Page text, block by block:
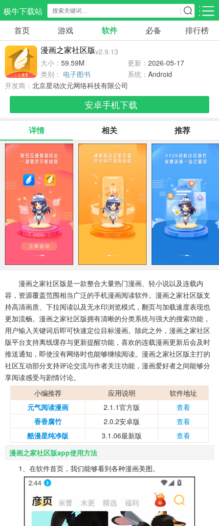
极牛下载站
应用分类 游戏分类
生活服务
297款应用
教育学习
178款应用
84款应用
游戏辅助
476款应用
214款应用
社交聊天
183款应用
电子图书
438款应用
移动办公
184款应用
新闻阅读
43款应用
金融理财
54款应用
媒体影音
601款应用
系统工具
644款应用
健康医疗
53款应用
ai工具
334款应用
娱乐资讯
首页 游戏 软件 必备 排行榜
漫画之家社区版v2.9.13
大小： 59.59M 更新： 2026-05-17
类别： 电子图书 系统： Android
开发商： 北京星动次元网络科技有限公司
安卓手机下载
详情 相关 推荐
漫画之家社区版是一款整合大量热门漫画、轻小说以及连载内
容，资源覆盖范围相当广泛的手机漫画阅读软件。漫画之家社区版支
持高清画质、下拉阅读以及无水印浏览模式，翻页与加载速度表现也
更加流畅。漫画之家社区版拥有清晰的分类系统与强大的搜索功能，
用户输入关键词后即可快速定位目标漫画。除此之外，漫画之家社区
版平台支持离线缓存与更新提醒功能，喜欢的连载漫画更新后会及时
推送通知，即使没有网络时也能够继续阅读。漫画之家社区版主打的
社区互动部分支持评论交流与作者关注功能，漫画爱好者之间能够分
享阅读感受与剧情讨论。
小编推荐
应用说明
软件地址
元气阅读漫画
2.1.1官方版
查看
香香腐竹
2.0.2安卓版
查看
酷漫星纯净版
3.1.06最新版
查看
漫画之家社区版app使用方法
1、在软件首页，我们能够看到各种漫画美图。